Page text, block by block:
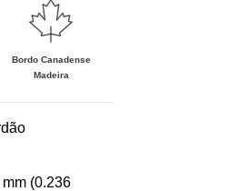
Bordo Canadense
Madeira
(0.236